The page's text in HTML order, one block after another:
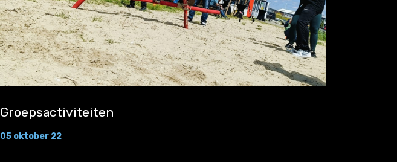
Groepsactiviteiten
05 oktober 22